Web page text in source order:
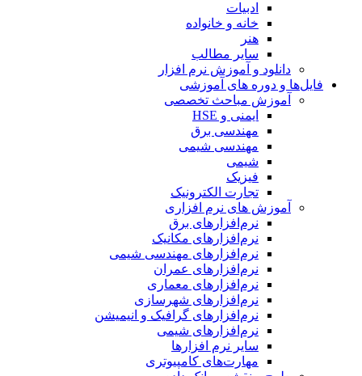
ادبیات
خانه و خانواده
هنر
سایر مطالب
دانلود و آموزش نرم افزار
فایل‌ها و دوره های آموزشی
آموزش مباحث تخصصی
ایمنی و HSE
مهندسی برق
مهندسی شیمی
شیمی
فیزیک
تجارت الکترونیک
آموزش های نرم افزاری
نرم‌افزارهای برق
نرم‌افزارهای مکانیک
نرم‌افزارهای مهندسی شیمی
نرم‌افزارهای عمران
نرم‌افزارهای معماری
نرم‌افزارهای شهرسازی
نرم‌افزارهای گرافیک و انیمیشن
نرم‌افزارهای شیمی
سایر نرم افزارها
مهارت‌های کامپیوتری